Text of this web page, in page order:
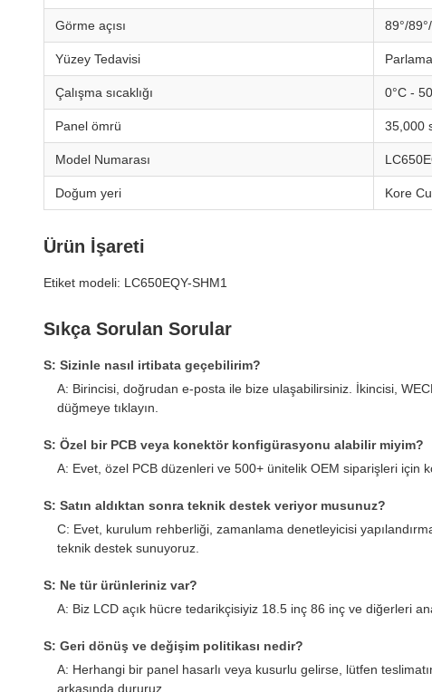
Görme açısı 89°/
Yüzey Tedavisi
Çalışma sıcaklığı 0°C -
Panel ömrü 35,000
Model Numarası
Doğum yeri Kore
Ürün İşareti
Etiket modeli: LC650EQY-SHM1
Sıkça Sorulan Sorular
S: Sizinle nasıl irtibata geçebilirim?
A: Birincisi, doğrudan e-posta ile bize ulaşabilirsiniz. İkincisi,
düğmeye tıklayın.
S: Özel bir PCB veya konektör konfigürasyonu alabilir miyim?
A: Evet, özel PCB düzenleri ve 500+ ünitelik OEM siparişleri için
S: Satın aldıktan sonra teknik destek veriyor musunuz?
C: Evet, kurulum rehberliği, zamanlama denetleyicisi
teknik destek sunuyoruz.
S: Ne tür ürünleriniz var?
A: Biz LCD açık hücre tedarikçisiyiz 18.5 inç 86 inç ve diğerleri
S: Geri dönüş ve değişim politikası nedir?
A: Herhangi bir panel hasarlı veya kusurlu gelirse, lütfen
arkasında dururuz.